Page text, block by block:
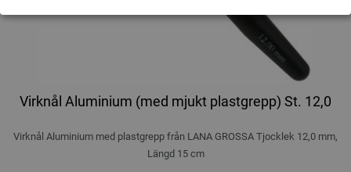
Virknål Aluminium (med mjukt plastgrepp) St. 12,0
Virknål Aluminium med plastgrepp från LANA GROSSA Tjocklek 12,0 mm,
Längd 15 cm